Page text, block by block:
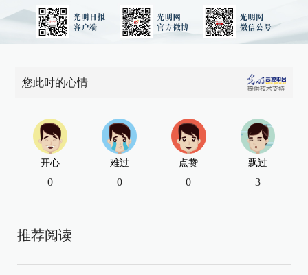
您此时的心情
开心
0
难过
0
点赞
0
飘过
3
推荐阅读